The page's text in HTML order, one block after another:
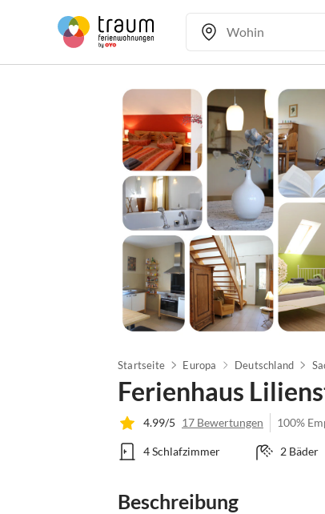
Startseite Europa Deutschland
Ferienhaus
4.99/5 17 Bewertungen 100%
4 Schlafzimmer 2 Bäder
Beschreibung